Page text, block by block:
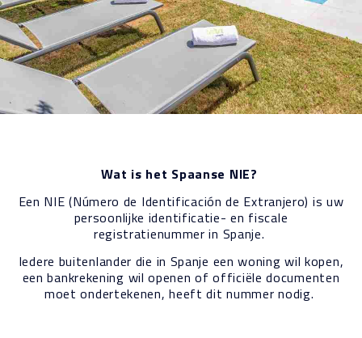
Wat is het Spaanse NIE?
Een NIE (Número de Identificación de Extranjero) is uw
persoonlijke identificatie- en fiscale
registratienummer in Spanje.
Iedere buitenlander die in Spanje een woning wil kopen,
een bankrekening wil openen of officiële documenten
moet ondertekenen, heeft dit nummer nodig.